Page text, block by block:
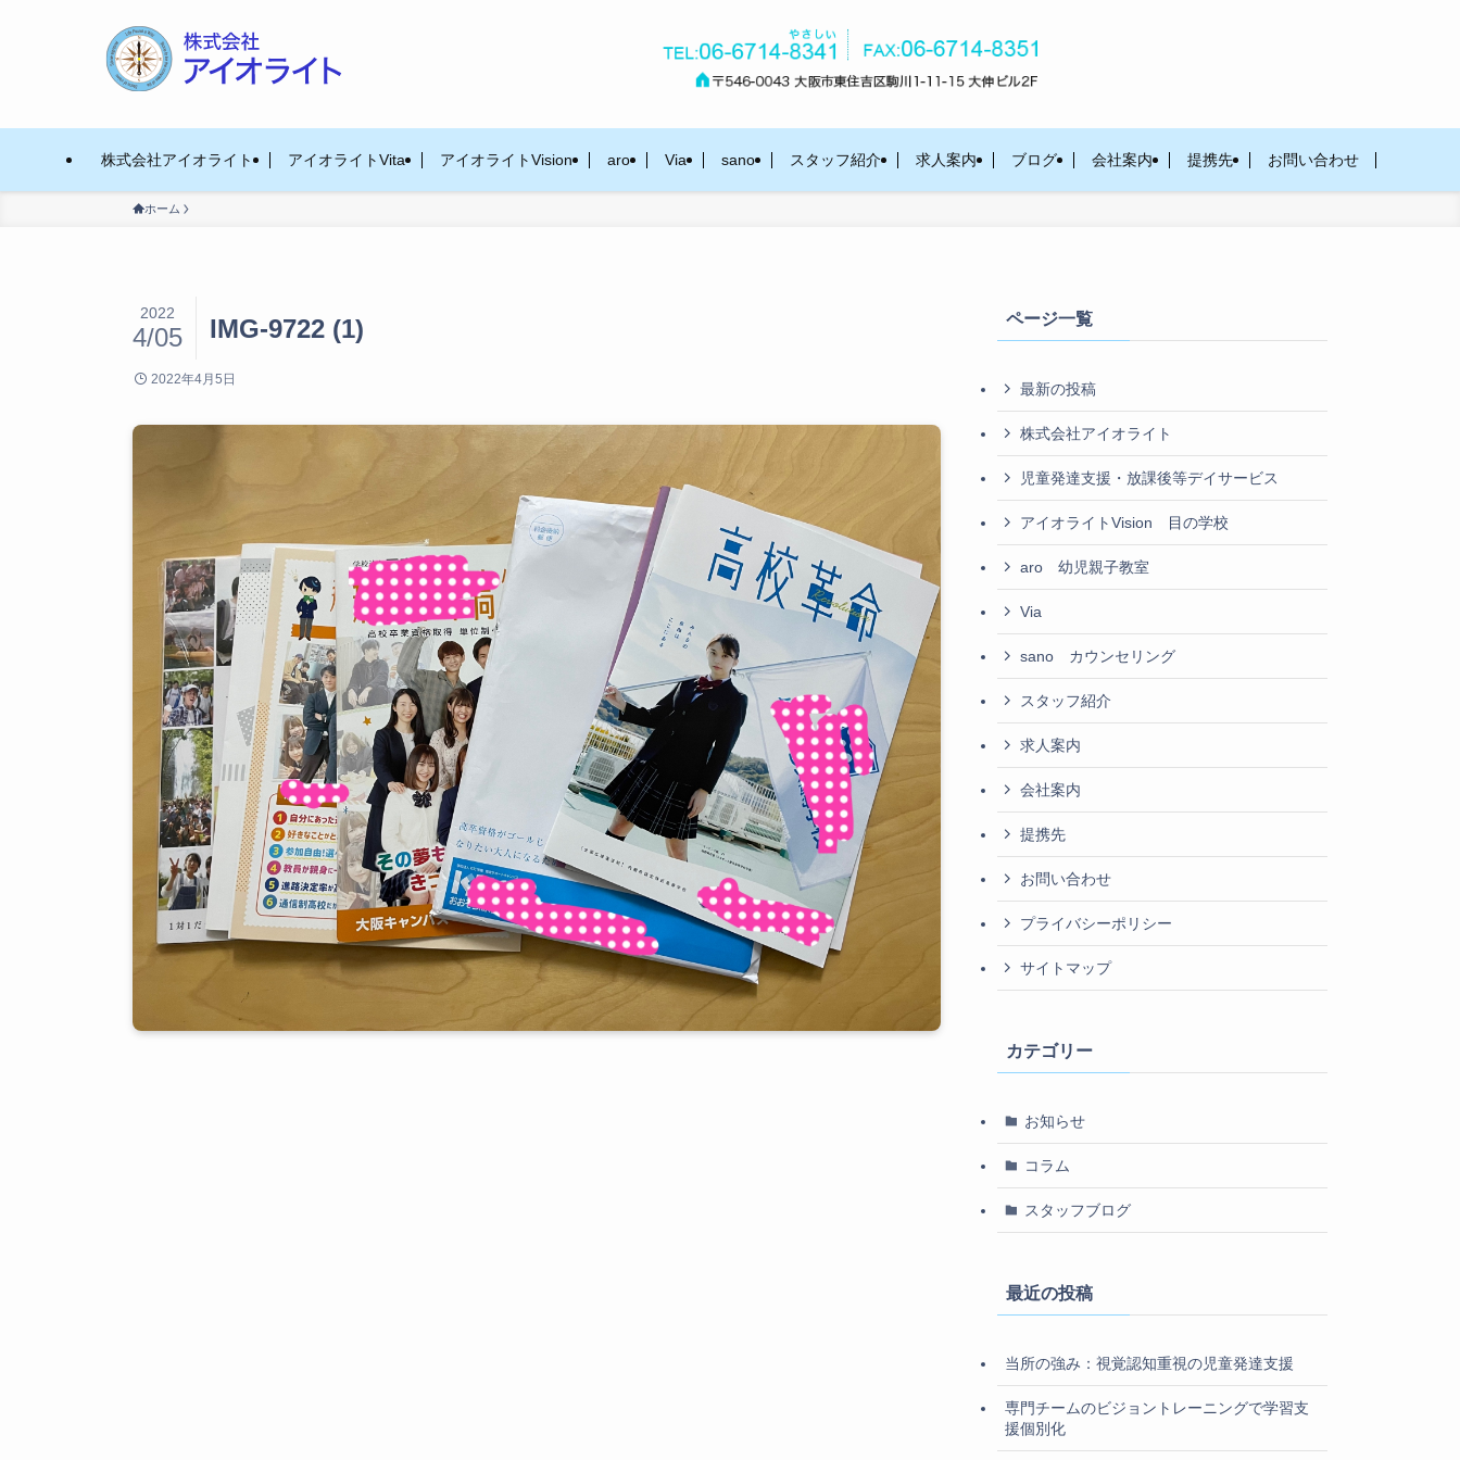
株式会社アイオライト アイオライトVita アイオライトVision aro Via sano スタッフ紹介 求人案内 ブログ 会社案内 提携先 お問い合わせ
ホーム
IMG-9722 (1)
2022
4/05
2022年4月5日
ページ一覧
最新の投稿
株式会社アイオライト
児童発達支援・放課後等デイサービス
アイオライトVision 目の学校
aro 幼児親子教室
Via
sano カウンセリング
スタッフ紹介
求人案内
会社案内
提携先
お問い合わせ
プライバシーポリシー
サイトマップ
カテゴリー
お知らせ
コラム
スタッフブログ
最近の投稿
当所の強み：視覚認知重視の児童発達支援
専門チームのビジョントレーニングで学習支
援個別化